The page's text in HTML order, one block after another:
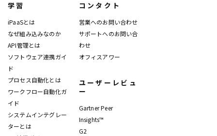
学習
iPaaSとは
なぜ組み込みなのか
API管理とは
ソフトウェア連携ガイ
ド
プロセス自動化とは
ワークフロー自動化ガ
イド
システムインテグレー
ターとは
コンタクト
営業へのお問い合わせ
サポートへのお問い合
わせ
オフィスアワー
ユーザーレビュ
ー
Gartner Peer
Insights™
G2